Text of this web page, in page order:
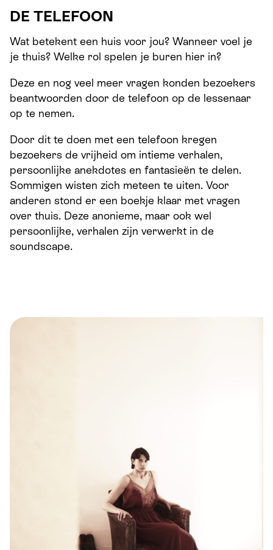
DE TELEFOON
Wat betekent een huis voor jou? Wanneer voel je
je thuis? Welke rol spelen je buren hier in?
Deze en nog veel meer vragen konden bezoekers
beantwoorden door de telefoon op de lessenaar
op te nemen.
Door dit te doen met een telefoon kregen
bezoekers de vrijheid om intieme verhalen,
persoonlijke anekdotes en fantasieën te delen.
Sommigen wisten zich meteen te uiten. Voor
anderen stond er een boekje klaar met vragen
over thuis. Deze anonieme, maar ook wel
persoonlijke, verhalen zijn verwerkt in de
soundscape.